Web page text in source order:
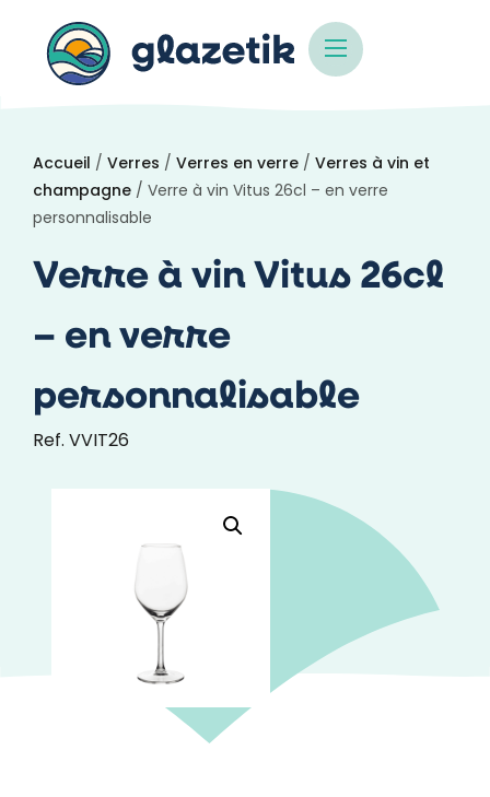
Accueil / Verres / Verres en verre / Verres à vin et
champagne / Verre à vin Vitus 26cl – en verre
personnalisable
Verre à vin Vitus 26cl
– en verre
personnalisable
Ref. VVIT26